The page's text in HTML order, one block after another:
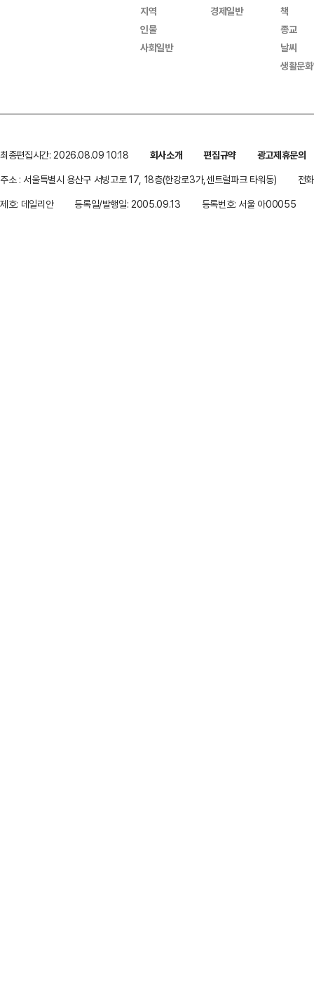
지역
인물
사회일반
경제일반
책
종교
날씨
생활문
최종편집시간: 2026.08.09 10:18 회사소개 편집규약
광고제휴문의
주소 : 서울특별시 용산구 서빙고로 17, 18층(한강로3가,센트럴파크 타워동)
전
제호: 데일리안
등록일/발행일: 2005.09.13 등록번호: 서울 아00055